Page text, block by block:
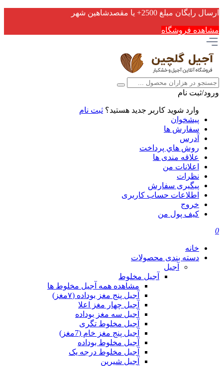
ارسال رایگان مبلغ 2500+ یا مقصدشاهین شهر
مشاهده فروشگاه
ورود/ثبت نام
وارد شوید کاربر جدید هستید؟ ثبت نام
پیشخوان
سفارش ها
آدرس
روش هاي پرداخت
علاقه مندی ها
اعلانات من
نظرات
پیگیری سفارش
اطلاعات حساب كاربری
خروج
کیف پول من
0
خانه
دسته بندی محصولات
آجیل
آجیل مخلوط
مشاهده همه آجیل مخلوط ها
آجیل پنج مغز بوداده (۷مغز)
آجیل چهار مغز اعلا
آجیل سه مغز بوداده
آجیل مخلوط تگری
آجیل پنج مغز خام (7مغز)
آجیل مخلوط بوداده
آجیل مخلوط درجه یک
آجیل شیرین